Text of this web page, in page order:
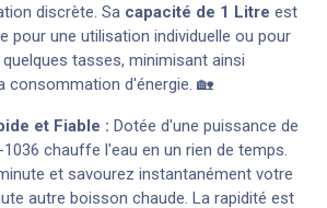
discrète. Sa capacité de 1 Litre est
pour une utilisation individuelle ou pour
tasses, minimisant ainsi
consommation d'énergie. 🏡
et Fiable : Dotée d'une puissance de
1036 chauffe l'eau en un rien de temps.
et savourez instantanément votre
autre boisson chaude. La rapidité est